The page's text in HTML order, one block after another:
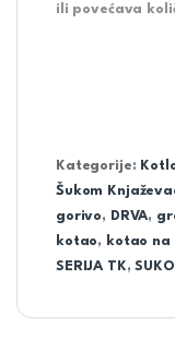
ili povećava
Kategorije:
Šukom
gorivo, DRVA,
kotao, kotao na
SERIJA TK,SUKO